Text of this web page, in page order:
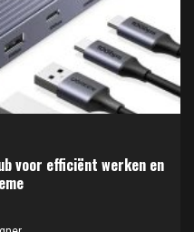
voor efficiënt werken en